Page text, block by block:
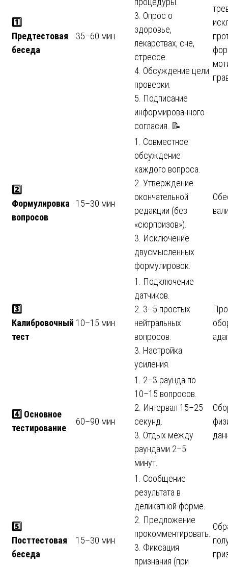
1️
Предтестовая
беседа
35–60 мин
3. Опрос о
здоровье,
лекарствах, сне,
стрессе.
4. Обсуждение цели
проверки.
5. Подписание
информированного
согласия. 📝
2️
Формулировка
вопросов
15–30 мин
1. Совместное
обсуждение
каждого вопроса.
2. Утверждение
окончательной
редакции (без
«сюрпризов»).
3. Исключение
двусмысленных
формулировок.
3️
Калибровочный
тест
10–15 мин
1. Подключение
датчиков.
2. 3–5 простых
нейтральных
вопросов.
3. Настройка
усиления.
4️ Основное
тестирование
60–90 мин
1. 2–3 раунда по
10–15 вопросов.
2. Интервал 15–25
секунд.
3. Отдых между
раундами 2–5
минут.
5️
Посттестовая
беседа
15–30 мин
1. Сообщение
результата в
деликатной форме.
2. Предложение
прокомментировать.
3. Фиксация
признания (при